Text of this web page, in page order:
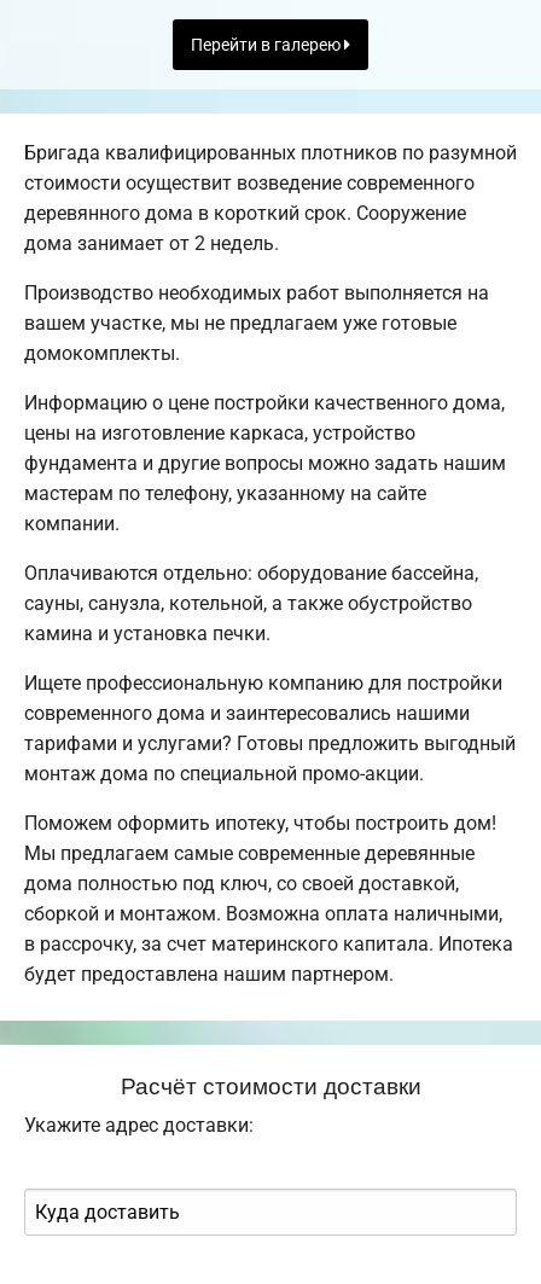
Перейти в галерею
Бригада квалифицированных плотников по разумной
стоимости осуществит возведение современного
деревянного дома в короткий срок. Сооружение
дома занимает от 2 недель.
Производство необходимых работ выполняется на
вашем участке, мы не предлагаем уже готовые
домокомплекты.
Информацию о цене постройки качественного дома,
цены на изготовление каркаса, устройство
фундамента и другие вопросы можно задать нашим
мастерам по телефону, указанному на сайте
компании.
Оплачиваются отдельно: оборудование бассейна,
сауны, санузла, котельной, а также обустройство
камина и установка печки.
Ищете профессиональную компанию для постройки
современного дома и заинтересовались нашими
тарифами и услугами? Готовы предложить выгодный
монтаж дома по специальной промо-акции.
Поможем оформить ипотеку, чтобы построить дом!
Мы предлагаем самые современные деревянные
дома полностью под ключ, со своей доставкой,
сборкой и монтажом. Возможна оплата наличными,
в рассрочку, за счет материнского капитала. Ипотека
будет предоставлена нашим партнером.
Расчёт стоимости доставки
Укажите адрес доставки: